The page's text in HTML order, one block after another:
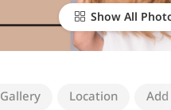
Show All
Gallery Location